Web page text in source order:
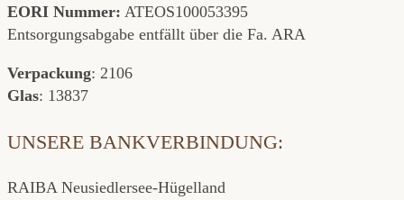
EORI Nummer: ATEOS100053395
Entsorgungsabgabe entfällt über die Fa. ARA
Verpackung: 2106
Glas: 13837
UNSERE BANKVERBINDUNG:
RAIBA Neusiedlersee-Hügelland